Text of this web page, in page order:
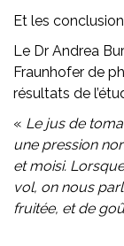
Et les
Le Dr Andrea
Fraunhofer de
résultats de
« Le jus de
une pression
et moisi.
vol, on nous
fruitée, et de